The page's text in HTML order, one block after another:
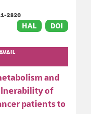
2820
HAL DOI
and
of
patients to